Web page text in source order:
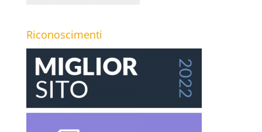
Riconoscimenti